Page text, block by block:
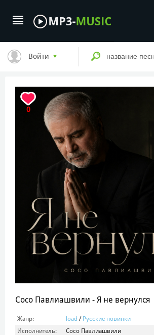
Войти
0
Сосо Павлиашвили - Я не вернулся
Жанр: load / Русские новинки
Исполнитель:
Сосо Павлиашвили